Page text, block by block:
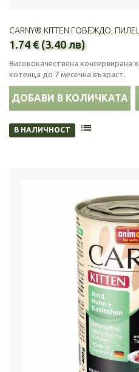
CARNY® KITTEN ГОВЕЖДО,
1.74 € (3.40 лв)
Висококачествена консервирана
котенца до 7 месечна възраст.
ДОБАВИ В КОЛИЧКАТА
В НАЛИЧНОСТ